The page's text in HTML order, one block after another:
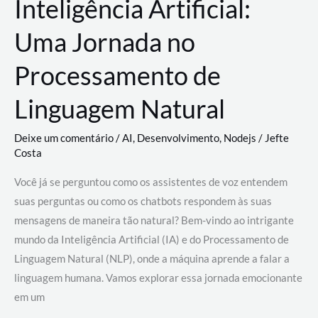
Inteligência Artificial:
Uma Jornada no
Processamento de
Linguagem Natural
Deixe um comentário/AI, Desenvolvimento, Nodejs / Jefte
Costa
Você já se perguntou como os assistentes de voz entendem
suas perguntas ou como os chatbots respondem às suas
mensagens de maneira tão natural? Bem-vindo ao intrigante
mundo da Inteligência Artificial (IA) e do Processamento de
Linguagem Natural (NLP), onde a máquina aprende a falar a
linguagem humana. Vamos explorar essa jornada emocionante
em um